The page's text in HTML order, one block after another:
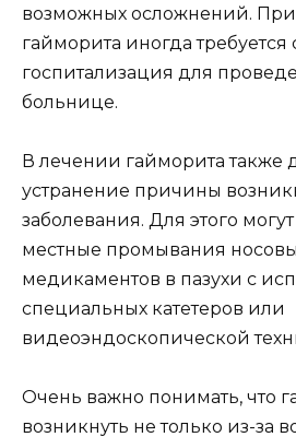
возможных осложнений.
гайморита иногда требуется
госпитализация для
больнице.
В лечении гайморита также
устранение причины
заболевания. Для этого
местные промывания
медикаментов в пазухи с
специальных катетеров или
видеоэндоскопической
Очень важно понимать, что
возникнуть не только из-за